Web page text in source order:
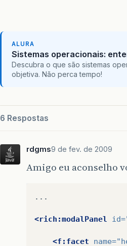
ALURA
Sistemas operacionais:
Descubra o que são sistemas
objetiva. Não perca tempo!
6 Respostas
rdgms9 de fev. de 2009
Amigo eu aconselho
...
<rich:modalPanel id=
<f:facet name=